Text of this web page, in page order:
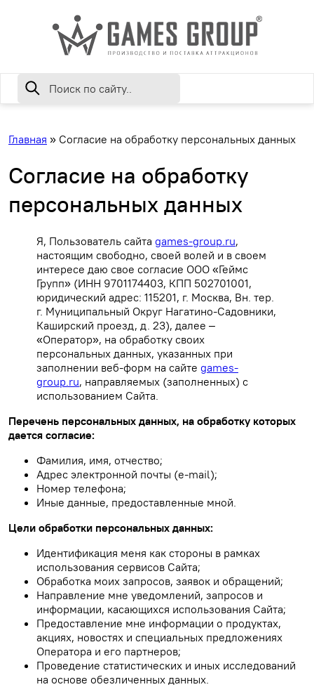
Главная » Согласие на обработку персональных данных
Согласие на обработку
персональных данных
Я, Пользователь сайта games-group.ru,
настоящим свободно, своей волей и в своем
интересе даю свое согласие ООО «Геймс
Групп» (ИНН 9701174403, КПП 502701001,
юридический адрес: 115201, г. Москва, Вн. тер.
г. Муниципальный Округ Нагатино-Садовники,
Каширский проезд, д. 23), далее –
«Оператор», на обработку своих
персональных данных, указанных при
заполнении веб-форм на сайте games-
group.ru, направляемых (заполненных) с
использованием Сайта.
Перечень персональных данных, на обработку которых
дается согласие:
Фамилия, имя, отчество;
Адрес электронной почты (e-mail);
Номер телефона;
Иные данные, предоставленные мной.
Цели обработки персональных данных:
Идентификация меня как стороны в рамках
использования сервисов Сайта;
Обработка моих запросов, заявок и обращений;
Направление мне уведомлений, запросов и
информации, касающихся использования Сайта;
Предоставление мне информации о продуктах,
акциях, новостях и специальных предложениях
Оператора и его партнеров;
Проведение статистических и иных исследований
на основе обезличенных данных.